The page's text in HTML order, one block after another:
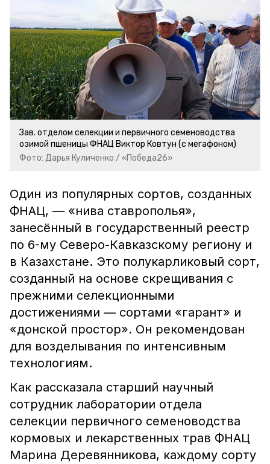
Зав. отделом селекции и первичного семеноводства
озимой пшеницы ФНАЦ Виктор Ковтун (с мегафоном)
Фото: Дарья Куличенко / «Победа26»
Один из популярных сортов, созданных
ФНАЦ, — «нива ставрополья»,
занесённый в государственный реестр
по 6-му Северо-Кавказскому региону и
в Казахстане. Это полукарликовый сорт,
созданный на основе скрещивания с
прежними селекционными
достижениями — сортами «гарант» и
«донской простор». Он рекомендован
для возделывания по интенсивным
технологиям.
Как рассказала старший научный
сотрудник лаборатории отдела
селекции первичного семеноводства
кормовых и лекарственных трав ФНАЦ
Марина Деревянникова, каждому сорту